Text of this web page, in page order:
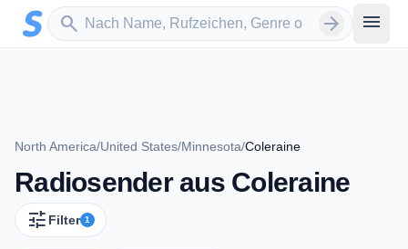
Zum Hauptinhalt springen
search
Sender suchen arrow_forward menu
North America/United States/Minnesota/Coleraine
Radiosender aus Coleraine
tune Filter 1